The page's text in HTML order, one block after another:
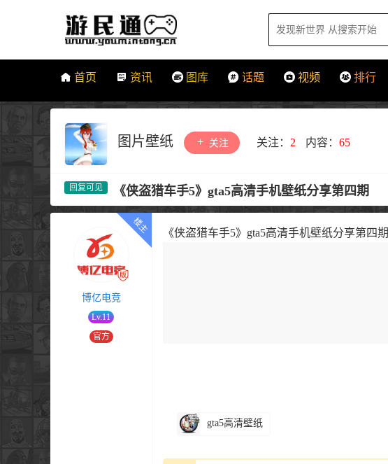
首页 资讯 图库 话题 视频 排行
图片壁纸 关注 关注： 2 内容： 65
《侠盗猎车手5》gta5高清手机壁纸分享第四期
博亿电竞
Lv.11
官方
《侠盗猎车手5》gta5高清手机壁纸分享第四期
gta5高清壁纸